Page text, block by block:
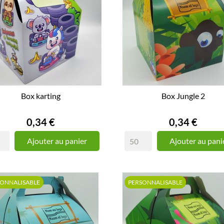
Box karting
Prix
0,34 €
Ajouter au panier
Box Jungle 2
Prix
0,34 €
Ajouter au
PERSONNALISABLE